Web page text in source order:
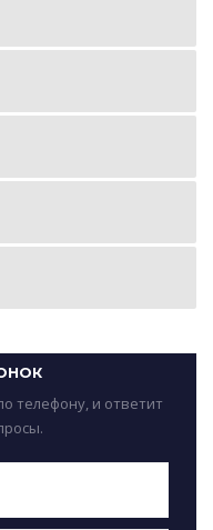
телефону, и ответит